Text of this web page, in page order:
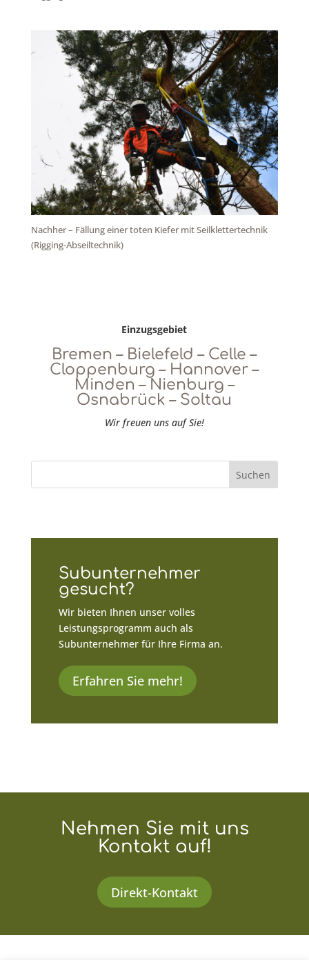
Nachher – Fällung einer toten Kiefer mit Seilklettertechnik
(Rigging-Abseiltechnik)
Einzugsgebiet
Bremen – Bielefeld – Celle –
Cloppenburg – Hannover –
Minden – Nienburg –
Osnabrück – Soltau
Wir freuen uns auf Sie!
Subunternehmer
gesucht?
Wir bieten Ihnen unser volles
Leistungsprogramm auch als
Subunternehmer für Ihre Firma an.
Erfahren Sie mehr!
Nehmen Sie mit uns
Kontakt auf!
Direkt-Kontakt